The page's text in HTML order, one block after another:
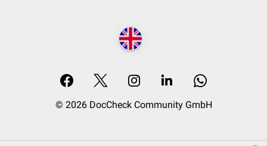
© 2026 DocCheck Community GmbH